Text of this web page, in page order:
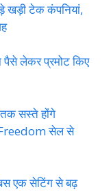
खड़ी टेक कंपनियां,
पैसे लेकर प्रमोट क‍िए
सस्ते होंगे
Freedom सेल से
एक सेटिंग से बढ़